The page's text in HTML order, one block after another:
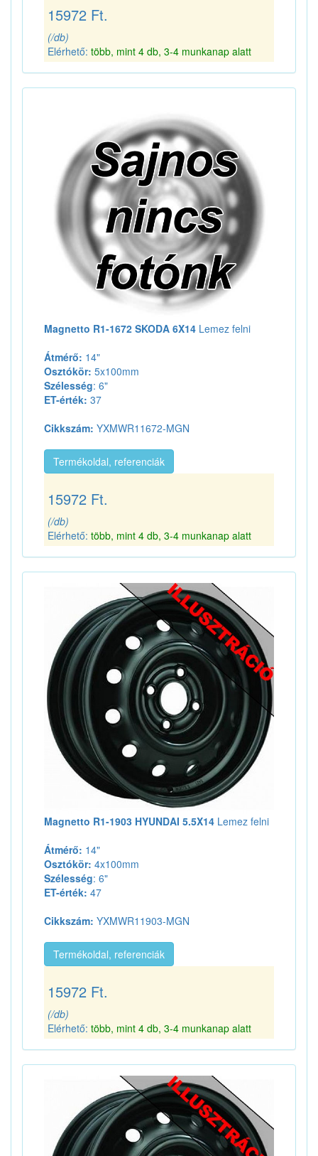
15972 Ft.
(/db)
Elérhető: több, mint 4 db, 3-4 munkanap alatt
Magnetto R1-1672 SKODA 6X14 Lemez felni
Átmérő: 14"
Osztókör: 5x100mm
Szélesség: 6"
ET-érték: 37
Cikkszám: YXMWR11672-MGN
Termékoldal, referenciák
15972 Ft.
(/db)
Elérhető: több, mint 4 db, 3-4 munkanap alatt
Magnetto R1-1903 HYUNDAI 5.5X14 Lemez felni
Átmérő: 14"
Osztókör: 4x100mm
Szélesség: 6"
ET-érték: 47
Cikkszám: YXMWR11903-MGN
Termékoldal, referenciák
15972 Ft.
(/db)
Elérhető: több, mint 4 db, 3-4 munkanap alatt